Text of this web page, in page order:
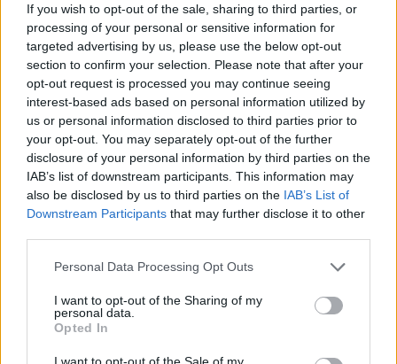
If you wish to opt-out of the sale, sharing to third parties, or
processing of your personal or sensitive information for
targeted advertising by us, please use the below opt-out
section to confirm your selection. Please note that after your
opt-out request is processed you may continue seeing
interest-based ads based on personal information utilized by
us or personal information disclosed to third parties prior to
your opt-out. You may separately opt-out of the further
disclosure of your personal information by third parties on the
IAB’s list of downstream participants. This information may
also be disclosed by us to third parties on the IAB’s List of
Downstream Participants that may further disclose it to other
Please note that this website/app uses one or more Google
not limited to your visit or usage behaviour. You may click to
grant or deny consent to Google and its third-party tags to
use your data for below specified purposes in below Google
consent section.
Personal Data Processing Opt Outs
I want to opt-out of the Sharing of my
personal data.
Opted In
I want to opt-out of the Sale of my
Με κάθε ευκαιρία διατύπωνε τη λύπη του για
τις κινητοποιήσεις φοιτητών και εργαζομένων
στην Ελλάδα: «Τι να σκεφτώ όταν οι στενοί μου
φίλοι στην Ελλάδα δεν μπορούν να σπουδάσουν,
ενώ το θέλουν, λόγω των καταλήψεων και των
απεργιών;».Και, βέβαια, δίπλα σ’ αυτά:«Είναι
απίστευτο πως το Κοµµουνιστικό Κόµµα πήρε το
8,1% των ψήφων σε µια ανεπτυγμένη χώρα, όπως η
Ελλάδα» (27.9.2007).